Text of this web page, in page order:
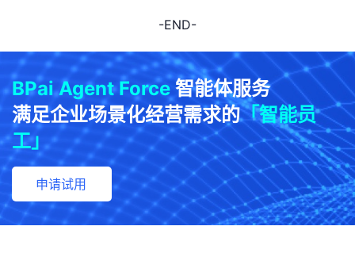
-END-
BPai Agent Force 智能体服务
满足企业场景化经营需求的「智能员
工」
申请试用